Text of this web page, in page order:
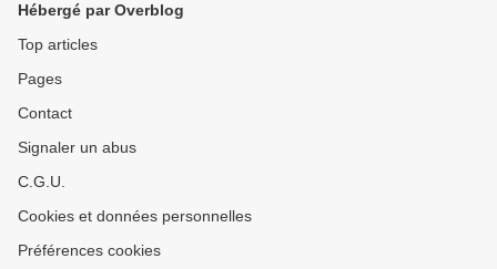
Hébergé par Overblog
Top articles
Pages
Contact
Signaler un abus
C.G.U.
Cookies et données personnelles
Préférences cookies